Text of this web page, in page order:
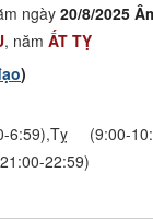
ngày20/8/2025
, năm ẤT TỴ
)
(9:00-
22:59)